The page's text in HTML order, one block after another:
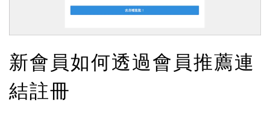
新會員如何透過會員推薦連
結註冊